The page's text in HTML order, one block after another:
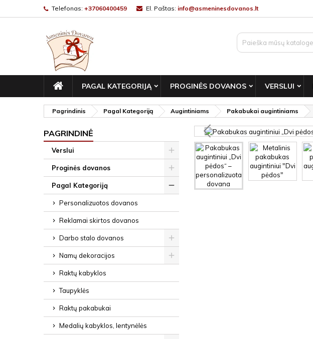
Telefonas: +37060400459 El. Paštas: info@asmeninesdovanos.lt
PAGRINDINIS
PAGAL KATEGORIJĄ PROGINĖS DOVANOS VERSLUI
Pagrindinis Pagal Kategoriją Augintiniams Pakabukai augintiniams
PAGRINDINĖ
Verslui
Proginės dovanos
Pagal Kategoriją
Personalizuotos dovanos
Reklamai skirtos dovanos
Darbo stalo dovanos
Namų dekoracijos
Raktų kabyklos
Taupyklės
Raktų pakabukai
Medalių kabyklos, lentynėlės